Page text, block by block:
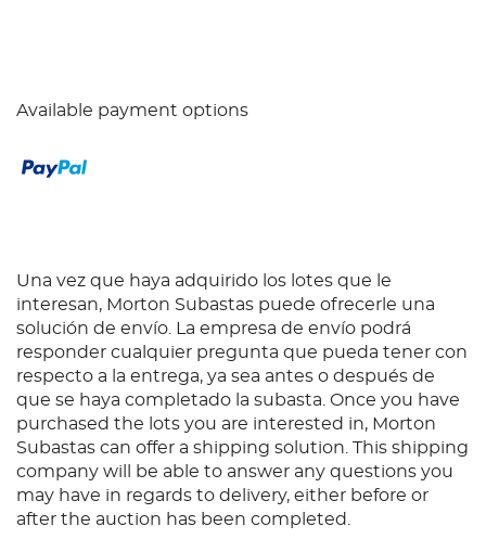
Available payment options
Una vez que haya adquirido los lotes que le
interesan, Morton Subastas puede ofrecerle una
solución de envío. La empresa de envío podrá
responder cualquier pregunta que pueda tener con
respecto a la entrega, ya sea antes o después de
que se haya completado la subasta. Once you have
purchased the lots you are interested in, Morton
Subastas can offer a shipping solution. This shipping
company will be able to answer any questions you
may have in regards to delivery, either before or
after the auction has been completed.